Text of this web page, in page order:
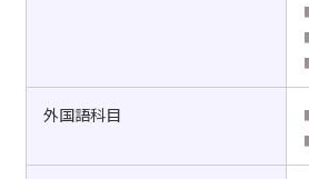
外国語科目